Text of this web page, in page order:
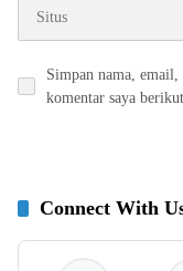
Simpan nama,
komentar saya
Connect With